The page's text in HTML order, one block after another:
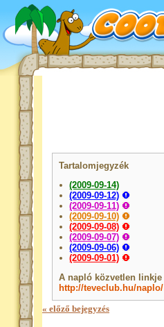
Tartalomjegyzék
(2009-09-14)
(2009-09-12)
(2009-09-11)
(2009-09-10)
(2009-09-08)
(2009-09-07)
(2009-09-06)
(2009-09-01)
A napló közvetlen linkje
http://teveclub.hu/naplo/
« előző bejegyzés